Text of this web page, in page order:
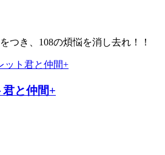
つき、108の煩悩を消し去れ！！
と仲間+